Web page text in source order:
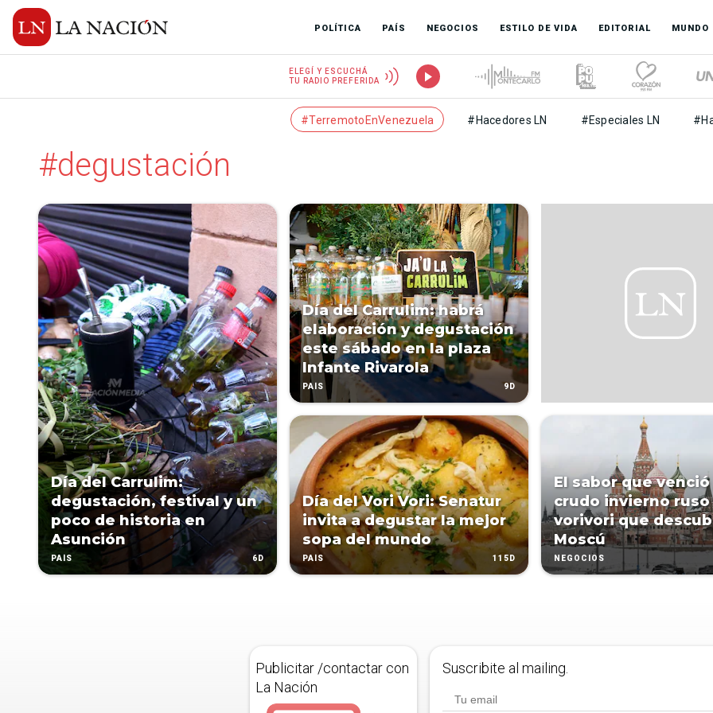
POLÍTICA PAÍS NEGOCIOS ESTILO DE VIDA EDITORIAL MUNDO
ELEGÍ Y ESCUCHÁ
TU RADIO PREFERIDA
#TerremotoEnVenezuela #Hacedores LN #Especiales LN
#degustación
Día del Carrulim:
degustación, festival y un
poco de historia en
Asunción
PAÍS 6D
Día del Carrulim: habrá
elaboración y degustación
este sábado en la plaza
Infante Rivarola
PAÍS 9D
Día del Vori Vori: Senatur
invita a degustar la mejor
sopa del mundo
PAÍS 115D
El sabor que venció
crudo invierno ruso
vorivori que
Moscú
NEGOCIOS
Publicitar /contactar con
La Nación
Suscribite al mailing.